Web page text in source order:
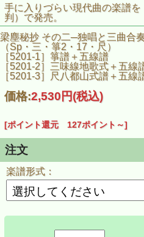
手に入りづらい現代曲の楽譜
判）で発売。
梁塵秘抄 その二─独唱と三曲合
（Sp・三・箏2・17・尺）
［5201-1］箏譜＋五線譜
［5201-2］三味線地歌式＋五線
［5201-3］尺八都山式譜＋五線
価格:2,530円(税込)
[ポイント還元 127ポイント～]
注文
楽譜形式：